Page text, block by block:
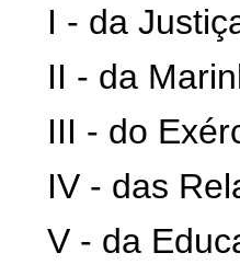
I - da
II - da
III - do
IV - das
V - da